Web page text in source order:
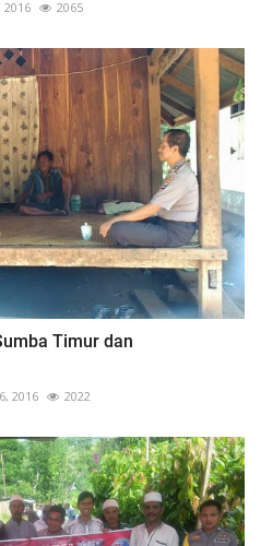
2016 2065
Timur dan
2016 2022